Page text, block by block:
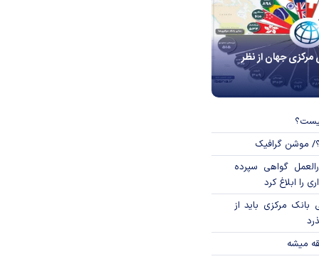
مرکزی جهان از نظر
موشن گرافیک
گواهی سپرده
را ابلاغ کرد
مرکزی باید از
میشه